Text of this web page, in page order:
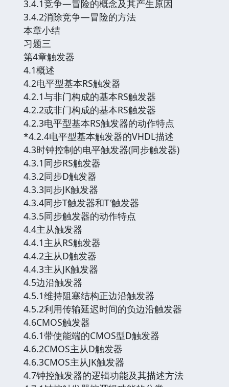
3.4.1竞争—冒险的概念及其产生原因
3.4.2消除竞争—冒险的方法
本章小结
习题三
第4章触发器
4.1概述
4.2电平型基本RS触发器
4.2.1与非门构成的基本RS触发器
4.2.2或非门构成的基本RS触发器
4.2.3电平型基本RS触发器的动作特点
*4.2.4电平型基本触发器的VHDL描述
4.3时钟控制的电平触发器(同步触发器)
4.3.1同步RS触发器
4.3.2同步D触发器
4.3.3同步JK触发器
4.3.4同步T触发器和T′触发器
4.3.5同步触发器的动作特点
4.4主从触发器
4.4.1主从RS触发器
4.4.2主从D触发器
4.4.3主从JK触发器
4.5边沿触发器
4.5.1维持阻塞结构正边沿触发器
4.5.2利用传输延迟时间的负边沿触发器
4.6CMOS触发器
4.6.1带使能端的CMOS型D触发器
4.6.2CMOS主从D触发器
4.6.3CMOS主从JK触发器
4.7钟控触发器的逻辑功能及其描述方法